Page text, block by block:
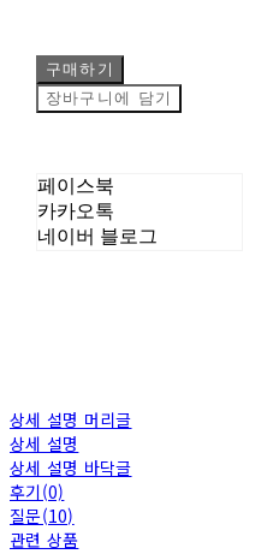
구매하기
장바구니에 담기
페이스북
카카오톡
네이버 블로그
상세 설명 머리글
상세 설명
상세 설명 바닥글
후기(0)
질문(10)
관련 상품